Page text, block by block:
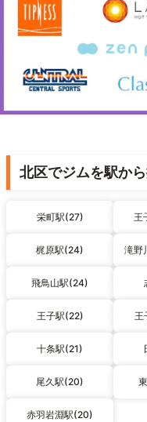
北区でジムを駅か
栄町駅(27) 王
梶原駅(24) 滝野
飛鳥山駅(24)
王子駅(22) 王
十条駅(21)
尾久駅(20)
赤羽岩淵駅(20)